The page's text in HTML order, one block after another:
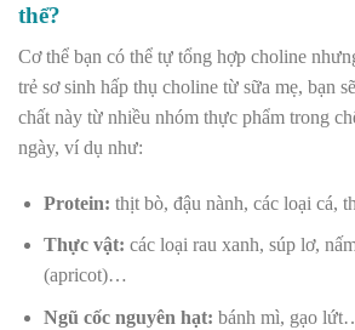
thể?
Cơ thể bạn có thể tự tổng hợp choline
trẻ sơ sinh hấp thụ choline từ sữa mẹ, bạn
chất này từ nhiều nhóm thực phẩm trong
ngày, ví dụ như:
Protein: thịt bò, đậu nành, các loại cá,
Thực vật: các loại rau xanh, súp lơ,
(apricot)…
Ngũ cốc nguyên hạt: bánh mì, gạo